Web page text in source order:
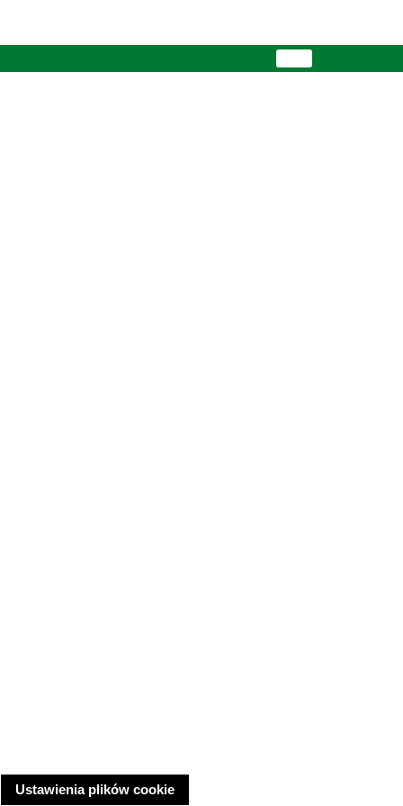
Ustawienia plików cookie